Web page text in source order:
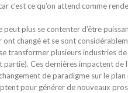
c’est ce qu’on attend comme
peut plus se contenter d’être
ont changé et se sont
transformer plusieurs industries
Ces dernières impactent de
de paradigme sur le
pour générer de nouveaux